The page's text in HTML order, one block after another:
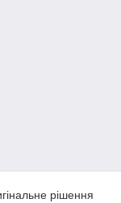
рішення